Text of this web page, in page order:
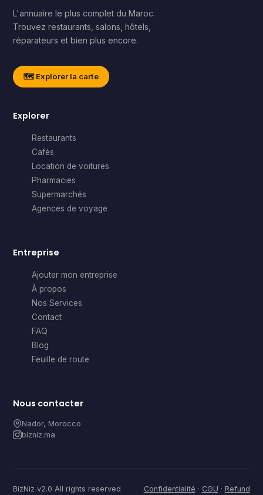
L'annuaire le plus complet du Maroc.
Trouvez restaurants, salons, hôtels,
réparateurs et bien plus encore.
🗺️ Explorer la carte
Explorer
Restaurants
Cafés
Location de voitures
Pharmacies
Supermarchés
Agences de voyage
Entreprise
Ajouter mon entreprise
À propos
Nos Services
Contact
FAQ
Blog
Feuille de route
Nous contacter
Nador, Morocco
bizniz.ma
BizNiz v2.0 All rights reserved Confidentialité · CGU · Refund